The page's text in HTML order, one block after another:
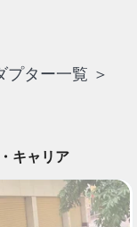
プター一覧 ＞
キャリア